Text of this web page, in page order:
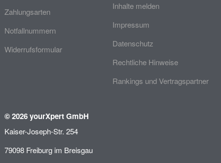
Zahlungsarten
Notfallnummern
Widerrufsformular
Inhalte melden
Impressum
Datenschutz
Rechtliche Hinweise
Rankings und Vertragspartner
© 2026 yourXpert GmbH
Kaiser-Joseph-Str. 254
79098 Freiburg im Breisgau